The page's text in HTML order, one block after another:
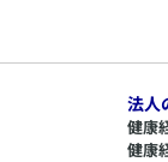
法人
健康
健康